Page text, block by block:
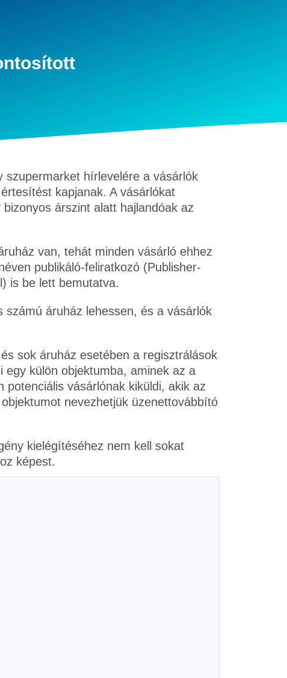
hírlevelére a vásárlók
kapjanak. A vásárlókat
árszint alatt hajlandóak az
van, tehát minden vásárló ehhez
publikáló-feliratkozó (Publisher-
is be lett bemutatva.
áruház lehessen, és a vásárlók
sok áruház esetében a regisztrálások
külön objektumba, aminek az a
vásárlónak kiküldi, akik az
nevezhetjük üzenettovábbító
kielégítéséhez nem kell sokat
képest.